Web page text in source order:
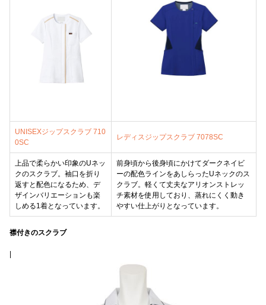
UNISEXジップスクラブ 710
0SC
レディスジップスクラブ 7078SC
上品で柔らかい印象のUネッ
クのスクラブ。袖口を折り
返すと配色になるため、デ
ザインバリエーションも楽
しめる1着となっています。
前身頃から後身頃にかけてダークネイビ
ーの配色ラインをあしらったUネックのス
クラブ。軽くて丈夫なアリオンストレッ
チ素材を使用しており、蒸れにくく動き
やすい仕上がりとなっています。
襟付きのスクラブ